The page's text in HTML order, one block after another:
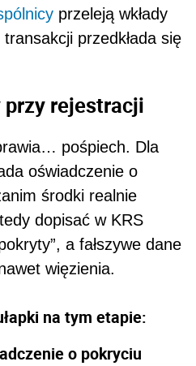
przeleją wkłady
przedkłada się
przy rejestracji
pośpiech. Dla
oświadczenie o
środki realnie
dopisać w KRS
a fałszywe dane
więzienia.
na tym etapie:
o pokryciu